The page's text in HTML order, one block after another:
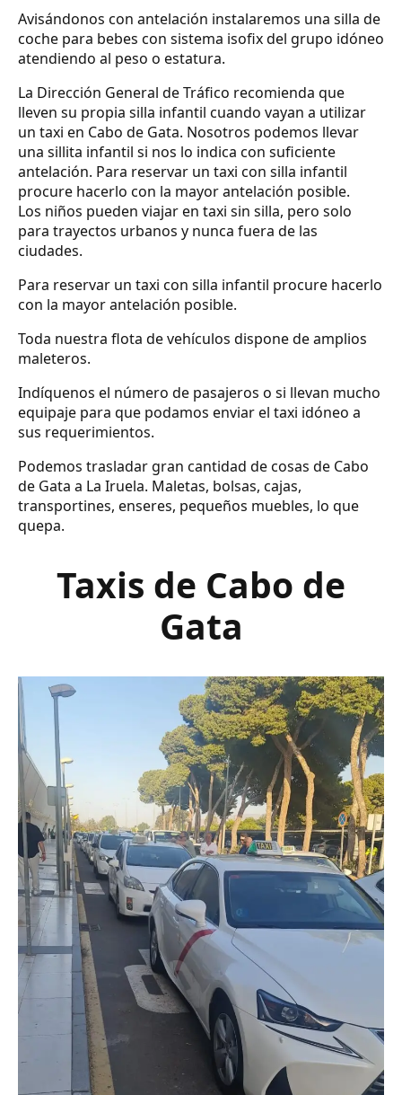
Avisándonos con antelación instalaremos una silla de
coche para bebes con sistema isofix del grupo idóneo
atendiendo al peso o estatura.
La Dirección General de Tráfico recomienda que
lleven su propia silla infantil cuando vayan a utilizar
un taxi en Cabo de Gata. Nosotros podemos llevar
una sillita infantil si nos lo indica con suficiente
antelación. Para reservar un taxi con silla infantil
procure hacerlo con la mayor antelación posible.
Los niños pueden viajar en taxi sin silla, pero solo
para trayectos urbanos y nunca fuera de las
ciudades.
Para reservar un taxi con silla infantil procure hacerlo
con la mayor antelación posible.
Toda nuestra flota de vehículos dispone de amplios
maleteros.
Indíquenos el número de pasajeros o si llevan mucho
equipaje para que podamos enviar el taxi idóneo a
sus requerimientos.
Podemos trasladar gran cantidad de cosas de Cabo
de Gata a La Iruela. Maletas, bolsas, cajas,
transportines, enseres, pequeños muebles, lo que
quepa.
Taxis de Cabo de
Gata